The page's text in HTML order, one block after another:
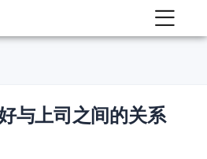
与上司之间的关系